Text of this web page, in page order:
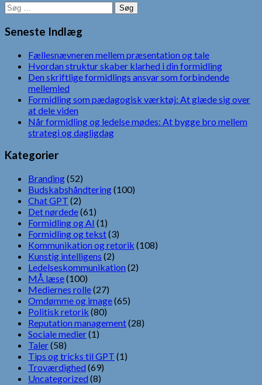
Søg
efter:
Seneste Indlæg
Fællesnævneren mellem præsentation og tale
Hvordan struktur skaber klarhed i din formidling
Den skriftlige formidlings ansvar som forbindende
mellemled
Formidling som pædagogisk værktøj: At glæde sig over
at dele viden
Når formidling og ledelse mødes: At bygge bro mellem
strategi og dagligdag
Kategorier
Branding(52)
Budskabshåndtering(100)
Chat GPT (2)
Det nørdede(61)
Formidling og AI (1)
Formidling og tekst(3)
Kommunikation og retorik (108)
Kunstig intelligens (2)
Ledelseskommunikation (2)
MÅ læse(100)
Mediernes rolle(27)
Omdømme og image(65)
Politisk retorik (80)
Reputation management(28)
Sociale medier(1)
Taler(58)
Tips og tricks til GPT (1)
Troværdighed (69)
Uncategorized (8)